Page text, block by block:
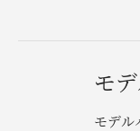
モ
モデル